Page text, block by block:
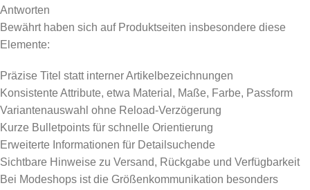
Antworten
Bewährt haben sich auf Produktseiten insbesondere diese
Elemente:
Präzise Titel statt interner Artikelbezeichnungen
Konsistente Attribute, etwa Material, Maße, Farbe, Passform
Variantenauswahl ohne Reload-Verzögerung
Kurze Bulletpoints für schnelle Orientierung
Erweiterte Informationen für Detailsuchende
Sichtbare Hinweise zu Versand, Rückgabe und Verfügbarkeit
Bei Modeshops ist die Größenkommunikation besonders